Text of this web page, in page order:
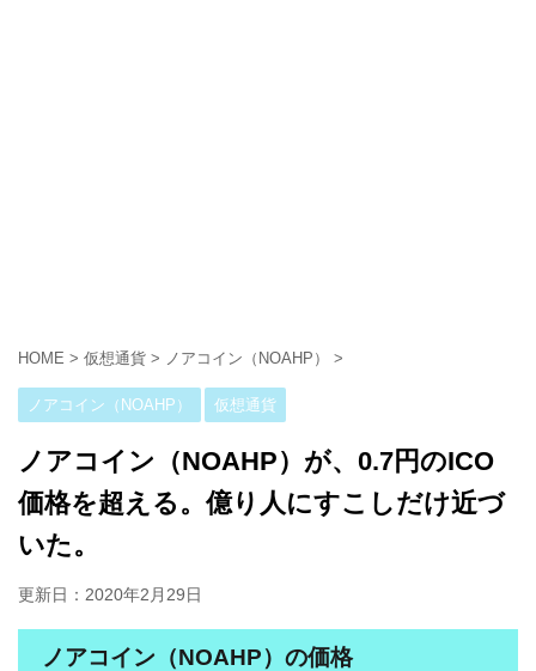
HOME > 仮想通貨 > ノアコイン（NOAHP） >
ノアコイン（NOAHP） 仮想通貨
ノアコイン（NOAHP）が、0.7円のICO
価格を超える。億り人にすこしだけ近づ
いた。
更新日： 2020年2月29日
ノアコイン（NOAHP）の価格